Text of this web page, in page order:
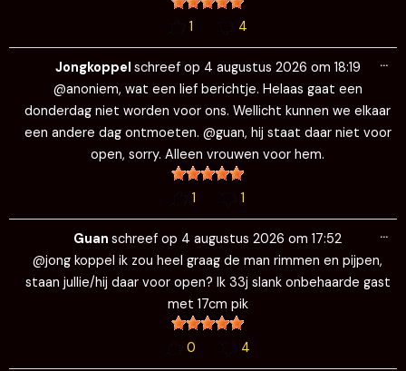
1 4
Jongkoppel schreef op 4 augustus 2026 om 18:19
@anoniem, wat een lief berichtje. Helaas gaat een
donderdag niet worden voor ons. Wellicht kunnen we elkaar
een andere dag ontmoeten. @guan, hij staat daar niet voor
open, sorry. Alleen vrouwen voor hem.
1 1
…
Guan schreef op 4 augustus 2026 om 17:52
@jong koppel ik zou heel graag de man rimmen en pijpen,
staan jullie/hij daar voor open? Ik 33j slank onbehaarde gast
met 17cm pik
0 4
…